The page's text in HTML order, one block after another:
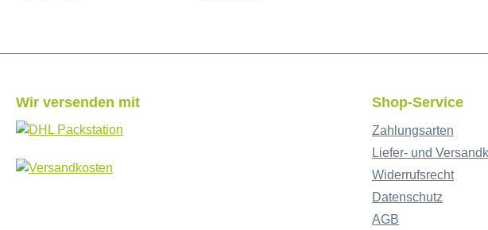
Wir versenden mit Shop-Service
Zahlungsarten
Liefer- und
Widerrufsrecht
Datenschutz
AGB